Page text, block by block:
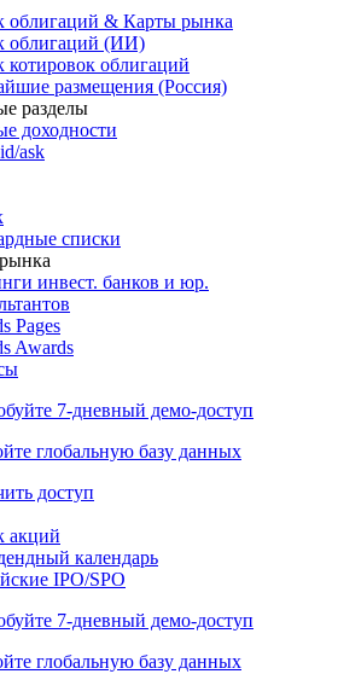
аналитический журнал
облигаций & Карты рынка
облигаций (ИИ)
облигаций
размещения (Россия)
разделы
доходности
ask
списки
инвест. банков и юр.
Pages
7-дневный
глобальную базу данных
доступ
акций
IPO/SPO